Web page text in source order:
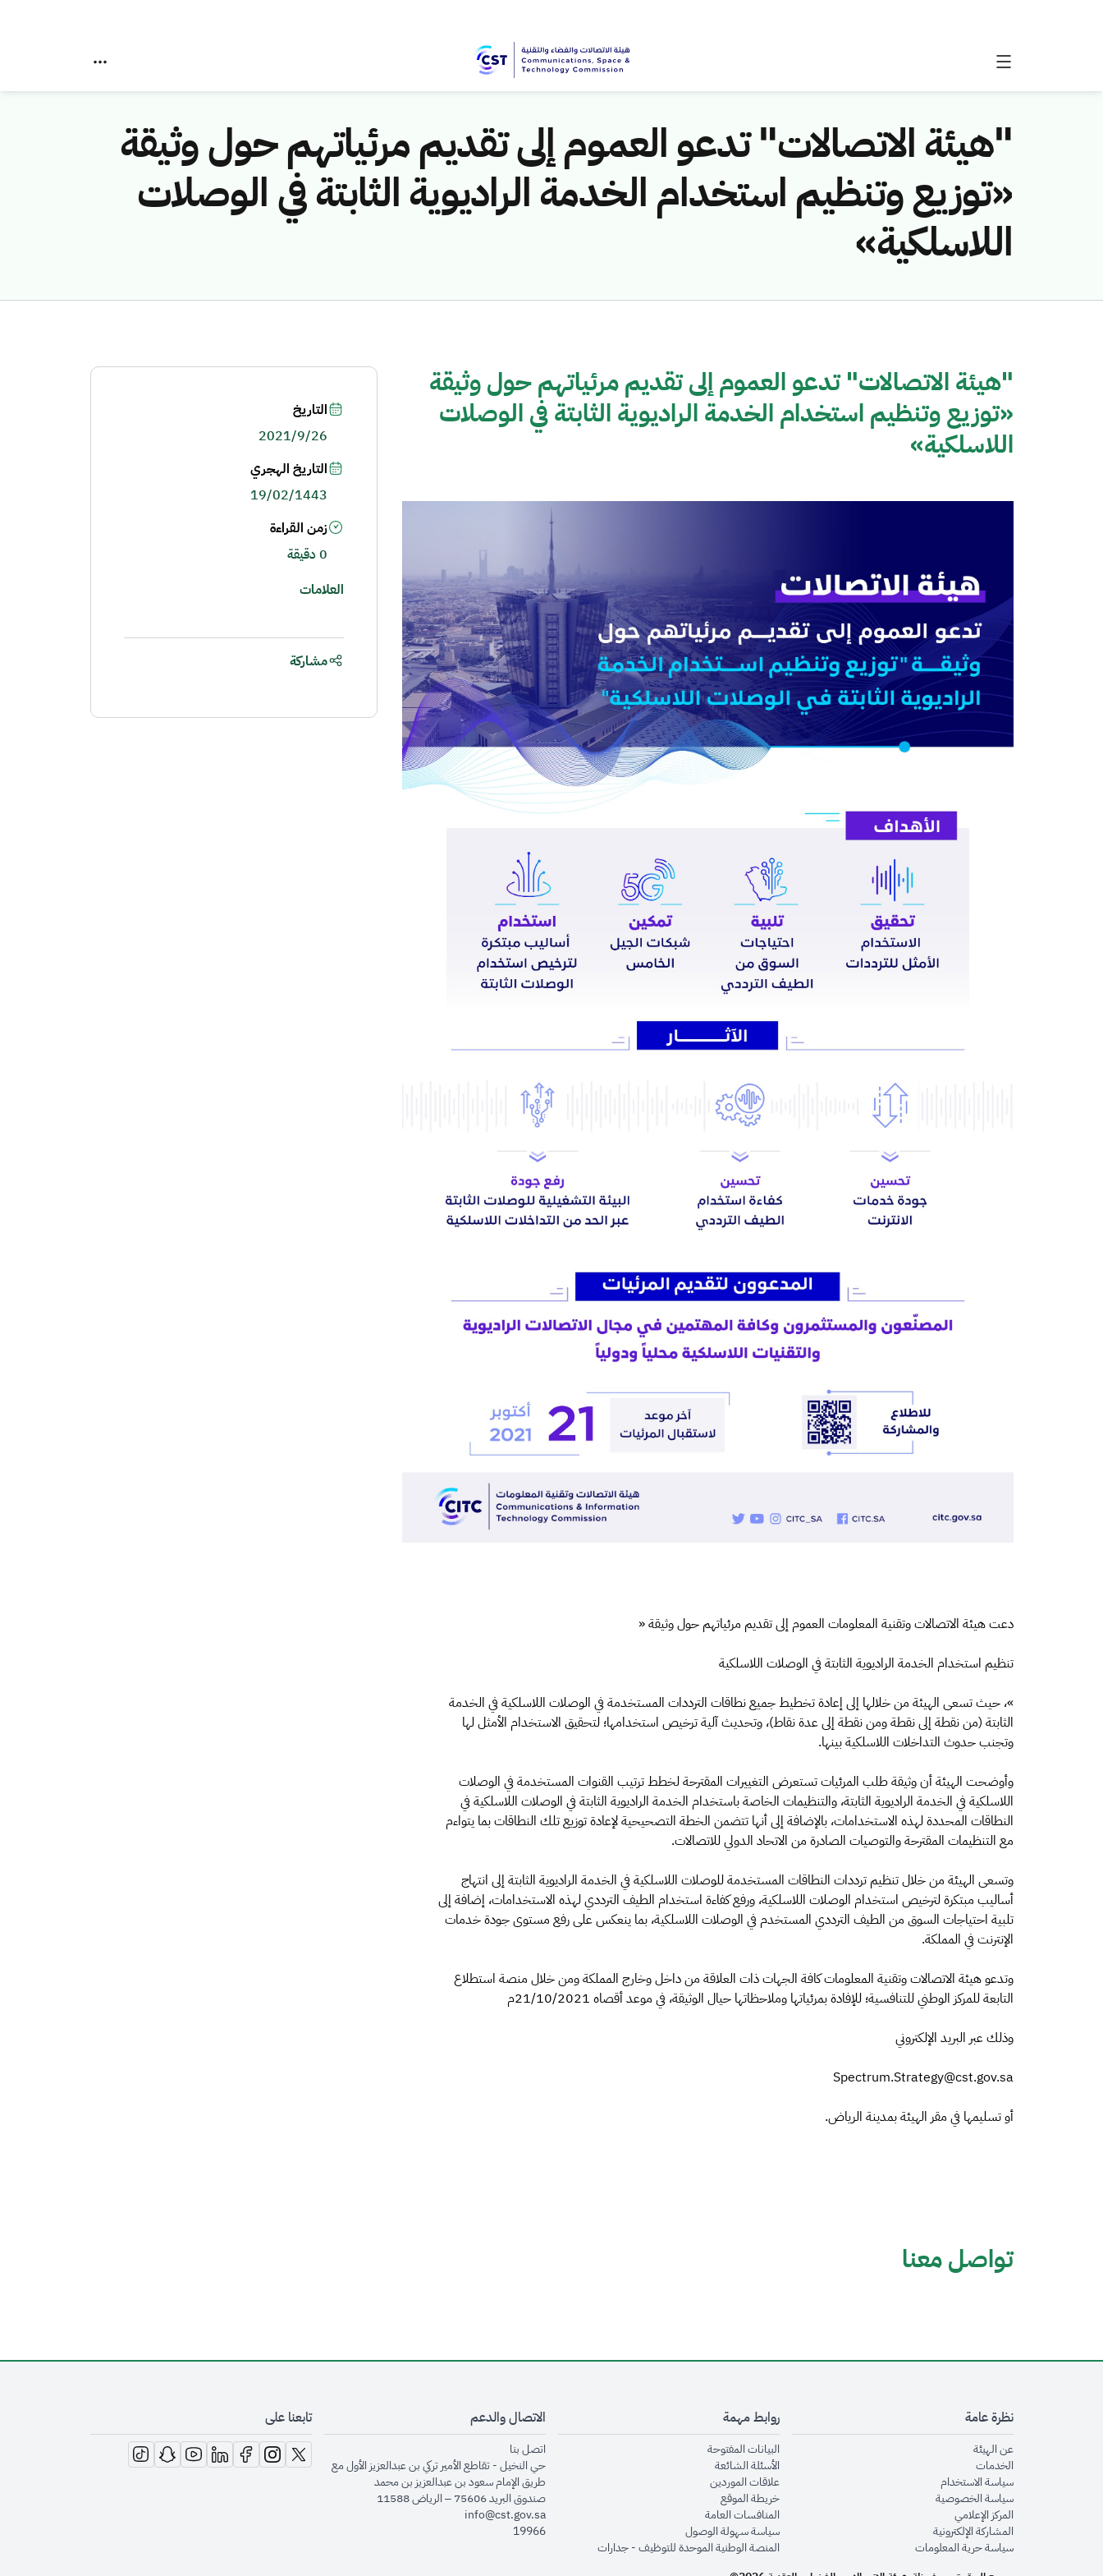
"هيئة الاتصالات" تدعو العموم إلى تقديم مرئياتهم حول وثيقة
«توزيع وتنظيم استخدام الخدمة الراديوية الثابتة في الوصلات
اللاسلكية»
"هيئة الاتصالات" تدعو العموم إلى تقديم مرئياتهم حول وثيقة
«توزيع وتنظيم استخدام الخدمة الراديوية الثابتة في الوصلات
اللاسلكية»
دعت هيئة الاتصالات وتقنية المعلومات العموم إلى تقديم مرئياتهم حول وثيقة «
تنظيم استخدام الخدمة الراديوية الثابتة في الوصلات اللاسلكية
»، حيث تسعى الهيئة من خلالها إلى إعادة تخطيط جميع نطاقات الترددات المستخدمة في الوصلات اللاسلكية في الخدمة
الثابتة (من نقطة إلى نقطة ومن نقطة إلى عدة نقاط)، وتحديث آلية ترخيص استخدامها؛ لتحقيق الاستخدام الأمثل لها
وتجنب حدوث التداخلات اللاسلكية بينها.
وأوضحت الهيئة أن وثيقة طلب المرئيات تستعرض التغييرات المقترحة لخطط ترتيب القنوات المستخدمة في الوصلات
اللاسلكية في الخدمة الراديوية الثابتة، والتنظيمات الخاصة باستخدام الخدمة الراديوية الثابتة في الوصلات اللاسلكية في
النطاقات المحددة لهذه الاستخدامات، بالإضافة إلى أنها تتضمن الخطة التصحيحية لإعادة توزيع تلك النطاقات بما يتواءم
مع التنظيمات المقترحة والتوصيات الصادرة من الاتحاد الدولي للاتصالات.
وتسعى الهيئة من خلال تنظيم ترددات النطاقات المستخدمة للوصلات اللاسلكية في الخدمة الراديوية الثابتة إلى انتهاج
أساليب مبتكرة لترخيص استخدام الوصلات اللاسلكية، ورفع كفاءة استخدام الطيف الترددي لهذه الاستخدامات، إضافة إلى
تلبية احتياجات السوق من الطيف الترددي المستخدم في الوصلات اللاسلكية، بما ينعكس على رفع مستوى جودة خدمات
الإنترنت في المملكة.
وتدعو هيئة الاتصالات وتقنية المعلومات كافة الجهات ذات العلاقة من داخل وخارج المملكة ومن خلال منصة استطلاع
التابعة للمركز الوطني للتنافسية؛ للإفادة بمرئياتها وملاحظاتها حيال الوثيقة، في موعد أقصاه 21/10/2021م
وذلك عبر البريد الإلكتروني
Spectrum.Strategy@cst.gov.sa
أو تسليمها في مقر الهيئة بمدينة الرياض.
التاريخ
2021/9/26
التاريخ الهجري
19/02/1443
زمن القراءة
0 دقيقة
العلامات
مشاركة
تواصل معنا
نظرة عامة
عن الهيئةopens in new window
الخدماتopens in new window
سياسة الاستخدام
سياسة الخصوصيةopens in new window
المركز الإعلاميopens in new window
المشاركة الإلكترونيةopens in new window
سياسة حرية المعلوماتopens in new window
روابط مهمة
البيانات المفتوحةopens in new window
الأسئلة الشائعةopens in new window
علاقات الموردينopens in new window
خريطة الموقعopens in new window
المنافسات العامةopens in new window
سياسة سهولة الوصولopens in new window
المنصة الوطنية الموحدة للتوظيف - جداراتopens in new window
الاتصال والدعم
اتصل بنا
حي النخيل - تقاطع الأمير تركي بن عبدالعزيز الأول مع
طريق الإمام سعود بن عبدالعزيز بن محمد
صندوق البريد 75606 – الرياض 11588
info@cst.gov.sa
19966
تابعنا على
opens in new window
opens in new window
opens in new window
opens in new window
opens in new window
opens in new window
opens in new window